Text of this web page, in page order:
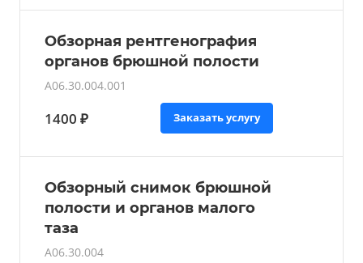
Обзорная рентгенография
органов брюшной полости
A06.30.004.001
1400 ₽ Заказать услугу
Обзорный снимок брюшной
полости и органов малого
таза
A06.30.004